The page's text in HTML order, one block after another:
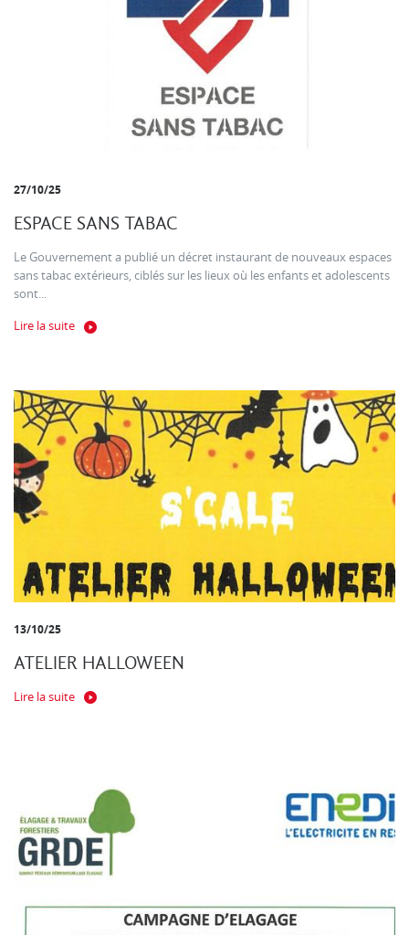
27/10/25
ESPACE SANS TABAC
Le Gouvernement a publié un décret instaurant de nouveaux espaces
sans tabac extérieurs, ciblés sur les lieux où les enfants et adolescents
sont...
Lire la suite
13/10/25
ATELIER HALLOWEEN
Lire la suite